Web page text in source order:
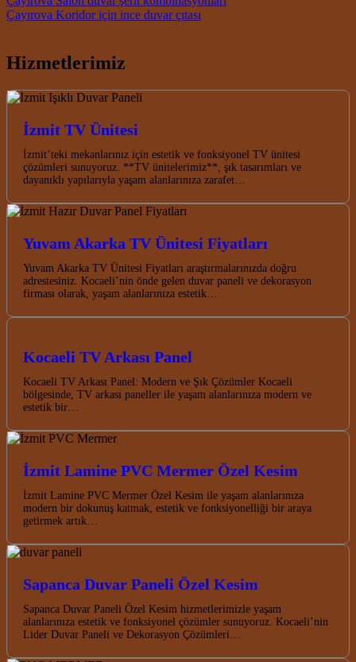
Çayırova Koridor için ince duvar çıtası
Hizmetlerimiz
İzmit TV Ünitesi
İzmit’teki mekanlarınız için estetik ve fonksiyonel TV ünitesi
çözümleri sunuyoruz. **TV ünitelerimiz**, şık tasarımları ve
dayanıklı yapılarıyla yaşam alanlarınıza zarafet…
Yuvam Akarka TV Ünitesi Fiyatları
Yuvam Akarka TV Ünitesi Fiyatları araştırmalarınızda doğru
adrestesiniz. Kocaeli’nin önde gelen duvar paneli ve dekorasyon
firması olarak, yaşam alanlarınıza estetik…
Kocaeli TV Arkası Panel
Kocaeli TV Arkası Panel: Modern ve Şık Çözümler Kocaeli
bölgesinde, TV arkası paneller ile yaşam alanlarınıza modern ve
estetik bir…
İzmit Lamine PVC Mermer Özel Kesim
İzmit Lamine PVC Mermer Özel Kesim ile yaşam alanlarınıza
modern bir dokunuş katmak, estetik ve fonksiyonelliği bir araya
getirmek artık…
Sapanca Duvar Paneli Özel Kesim
Sapanca Duvar Paneli Özel Kesim hizmetlerimizle yaşam
alanlarınıza estetik ve fonksiyonel çözümler sunuyoruz. Kocaeli’nin
Lider Duvar Paneli ve Dekorasyon Çözümleri…